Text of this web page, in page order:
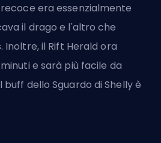
era essenzialmente
il drago e l'altro che
Inoltre, il Rift Herald ora
e sarà più facile da
dello Sguardo di Shelly è